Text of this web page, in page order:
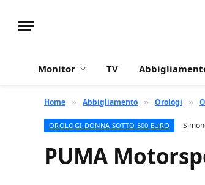
Monitor TV
Home » Abbigliamento » Orologi »
OROLOGI DONNA SOTTO 500 EURO
PUMA